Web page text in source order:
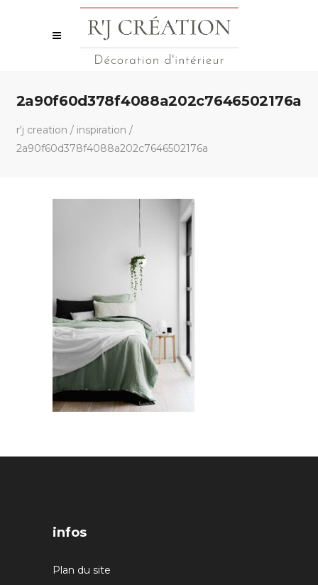
2a90f60d378f4088a202c7646502176a
r'j creation / inspiration /
2a90f60d378f4088a202c7646502176a
infos
Plan du site